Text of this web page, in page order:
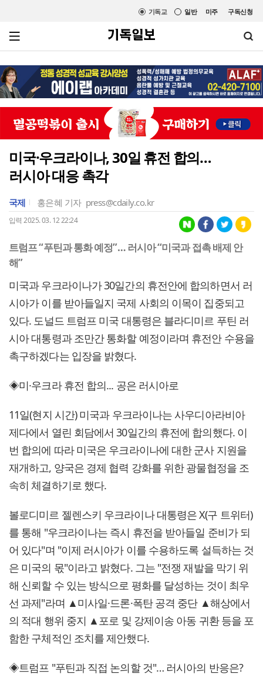
미주 구독신청
일반
기독교
미국·우크라이나, 30일 휴전 합의…
러시아 대응 촉각
국제 홍은혜 기자 press@cdaily.co.kr
입력 2025. 03. 12 22:24
트럼프 “푸틴과 통화 예정”… 러시아 “미국과 접촉 배제 안
해”
미국과 우크라이나가 30일간의 휴전안에 합의하면서 러
시아가 이를 받아들일지 국제 사회의 이목이 집중되고
있다. 도널드 트럼프 미국 대통령은 블라디미르 푸틴 러
시아 대통령과 조만간 통화할 예정이라며 휴전안 수용을
촉구하겠다는 입장을 밝혔다.
◈미·우크라 휴전 합의... 공은 러시아로
11일(현지 시간) 미국과 우크라이나는 사우디아라비아
제다에서 열린 회담에서 30일간의 휴전에 합의했다. 이
번 합의에 따라 미국은 우크라이나에 대한 군사 지원을
재개하고, 양국은 경제 협력 강화를 위한 광물협정을 조
속히 체결하기로 했다.
볼로디미르 젤렌스키 우크라이나 대통령은 X(구 트위터)
를 통해 "우크라이나는 즉시 휴전을 받아들일 준비가 되
어 있다"며 "이제 러시아가 이를 수용하도록 설득하는 것
은 미국의 몫"이라고 밝혔다. 그는 "전쟁 재발을 막기 위
해 신뢰할 수 있는 방식으로 평화를 달성하는 것이 최우
선 과제"라며 ▲미사일·드론·폭탄 공격 중단 ▲해상에서
의 적대 행위 중지 ▲포로 및 강제이송 아동 귀환 등을 포
함한 구체적인 조치를 제안했다.
◈트럼프 "푸틴과 직접 논의할 것"… 러시아의 반응은?